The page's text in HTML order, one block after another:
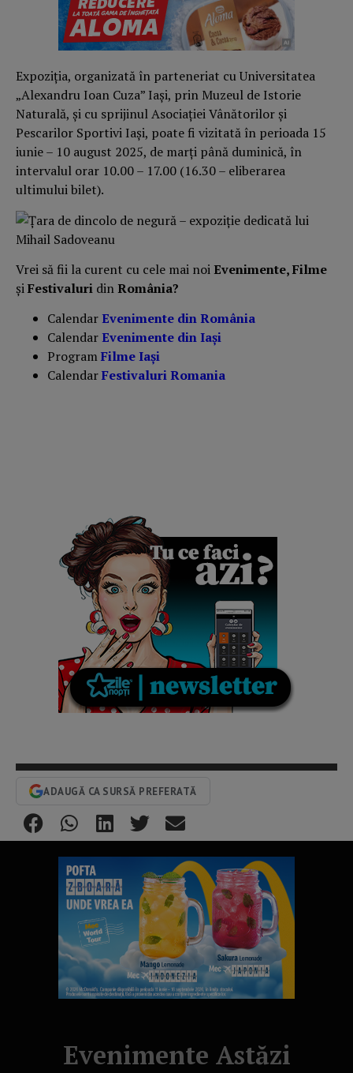
Expoziția, organizată în parteneriat cu Universitatea
„Alexandru Ioan Cuza” Iași, prin Muzeul de Istorie
Naturală, și cu sprijinul Asociației Vânătorilor și
Pescarilor Sportivi Iași, poate fi vizitată în perioada 15
iunie – 10 august 2025, de marți până duminică, în
intervalul orar 10.00 – 17.00 (16.30 – eliberarea
ultimului bilet).
Vrei să fii la curent cu cele mai noiEvenimente, Filme
șiFestivaluri dinRomânia?
CalendarEvenimente din România
CalendarEvenimente din Iași
ProgramFilme Iași
CalendarFestivaluri Romania
ADAUGĂ CA SURSĂ PREFERATĂ
Evenimente Astăzi